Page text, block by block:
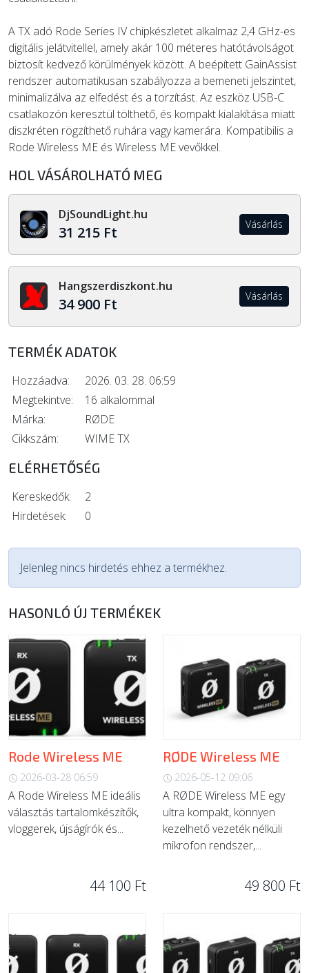
A TX adó Rode Series IV chipkészletet alkalmaz 2,4 GHz-es
digitális jelátvitellel, amely akár 100 méteres hatótávolságot
biztosít kedvező körülmények között. A beépített GainAssist
rendszer automatikusan szabályozza a bemeneti jelszintet,
minimalizálva az elfedést és a torzítást. Az eszköz USB-C
csatlakozón keresztül tölthető, és kompakt kialakítása miatt
diszkréten rögzíthető ruhára vagy kamerára. Kompatibilis a
Rode Wireless ME és Wireless ME vevőkkel.
HOL VÁSÁROLHATÓ MEG
DjSoundLight.hu
31 215 Ft Vásárlás
Hangszerdiszkont.hu
34 900 Ft Vásárlás
TERMÉK ADATOK
Hozzáadva:
2026. 03. 28. 06:59
Megtekintve:
16 alkalommal
Márka:
RØDE
Cikkszám:
WIME TX
ELÉRHETŐSÉG
Kereskedők:
2
Hirdetések:
0
Jelenleg nincs hirdetés ehhez a termékhez.
HASONLÓ ÚJ TERMÉKEK
Rode Wireless ME
2026-03-28 06:59
A Rode Wireless ME ideális
választás tartalomkészítők,
vloggerek, újságírók és...
44 100 Ft
RØDE Wireless ME
2026-05-12 09:06
A RØDE Wireless ME egy
ultra kompakt, könnyen
kezelhető vezeték nélküli
mikrofon rendszer,...
49 800 Ft